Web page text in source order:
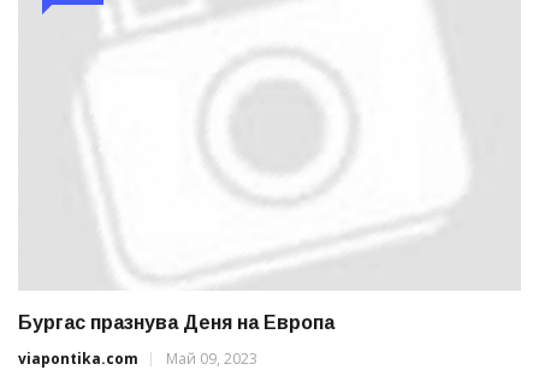
Бургас празнува Деня на Европа
viapontika.com
Май 09, 2023